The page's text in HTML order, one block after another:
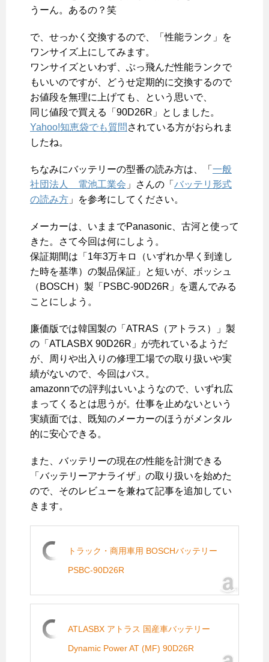
うーん。あるの？笑
で、せっかく交換するので、「性能ランク」を
ワンサイズ上にしてみます。
ワンサイズといわず、ぶっ飛んだ性能ランクで
もいいのですが、どうせ定期的に交換するので
お値段を無理に上げても、という思いで、
同じ値段で買える「90D26R」としました。
Yahoo!知恵袋でも質問 されている方がおられま
したね。
ちなみにバッテリーの型番の読み方は、「 一般
社団法人 電池工業会 」さんの「 バッテリ形式
の読み方 」を参考にしてください。
メーカーは、いままでPanasonic、古河と使って
きた。さて今回は何にしよう。
保証期間は「1年3万キロ（いずれか早く到達し
た時を基準）の製品保証」と短いが、ボッシュ
（BOSCH）製「PSBC-90D26R」を選んでみる
ことにしよう。
廉価版では韓国製の「ATRAS（アトラス）」製
の「ATLASBX 90D26R」が売れているようだ
が、周りや出入りの修理工場での取り扱いや実
績がないので、今回はパス。
amazonnでの評判はいいようなので、いずれ広
まってくるとは思うが。仕事を止めないという
実績面では、既知のメーカーのほうがメンタル
的に安心できる。
また、バッテリーの現在の性能を計測できる
「バッテリーアナライザ」の取り扱いを始めた
ので、そのレビューを兼ねて記事を追加してい
きます。
トラック・商用車用 BOSCHバッテリー
PSBC-90D26R
ATLASBX アトラス 国産車バッテリー
Dynamic Power AT (MF) 90D26R